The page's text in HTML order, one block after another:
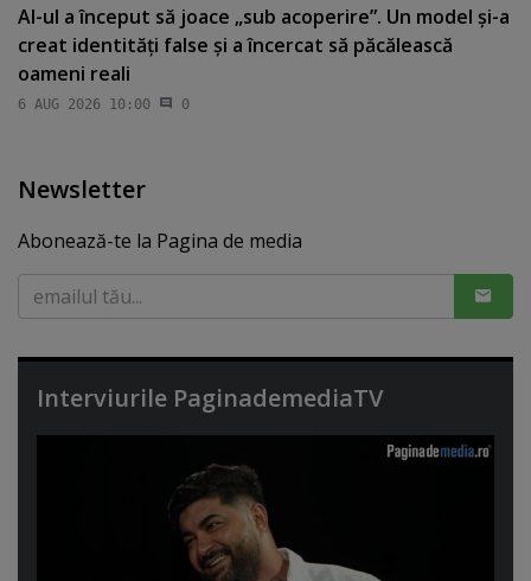
AI-ul a început să joace „sub acoperire”. Un model şi-a
creat identităţi false şi a încercat să păcălească
oameni reali
6 AUG 2026 10:00 0
Newsletter
Abonează-te la Pagina de media
Interviurile PaginademediaTV